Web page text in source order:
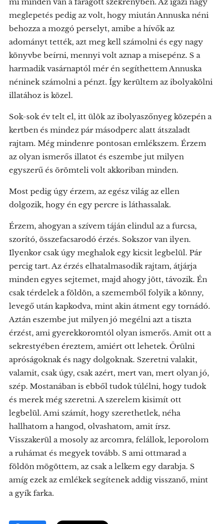
meglepetés pedig az volt, hogy miután Annuska néni
behozza a mozgó perselyt, amibe a hívők az
adományt tették, azt meg kell számolni és egy nagy
könyvbe beírni, mennyi volt aznap a misepénz. S a
harmadik vasárnaptól mér én segíthettem Annuska
néninek számolni a pénzt. Így kerültem az ibolyakölni
illatához is közel.
Sok-sok év telt el, itt ülök az ibolyaszőnyeg közepén a
kertben és mindez pár másodperc alatt átszaladt
rajtam. Még mindenre pontosan emlékszem. Érzem
az olyan ismerős illatot és eszembe jut milyen
egyszerű és örömteli volt akkoriban minden.
Most pedig úgy érzem, az egész világ az ellen
dolgozik, hogy én egy percre is láthassalak.
Érzem, ahogyan a szívem táján elindul az a furcsa,
szorító, összefacsarodó érzés. Sokszor van ilyen.
Ilyenkor csak úgy meghalok egy kicsit legbelül. Pár
percig tart. Az érzés elhatalmasodik rajtam, átjárja
minden egyes sejtemet, majd ahogy jött, távozik. Én
csak térdelek a földön, a szememből folyik a könny,
levegő után kapkodva, mint akin átment egy tornádó.
Aztán eszembe jut milyen jó megélni azt a tiszta
érzést, ami gyerekkoromtól olyan ismerős. Amit ott a
sekrestyében éreztem, amiért ott lehetek. Örülni
apróságoknak és nagy dolgoknak. Szeretni valakit,
valamit, csak úgy, csak azért, mert van, mert olyan jó,
szép. Mostanában is ebből tudok túlélni, hogy tudok
és merek még szeretni. A szerelem kisimít ott
legbelül. Ami számít, hogy szerethetlek, néha
hallhatom a hangod, olvashatom, amit írsz.
Visszakerül a mosoly az arcomra, felállok, leporolom
a ruhámat és megyek tovább. S ami ottmarad a
földön mögöttem, az csak a lelkem egy darabja. S
amíg ezek az emlékek segítenek addig visszanő, mint
a gyík farka.